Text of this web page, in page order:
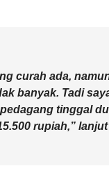
curah ada,
banyak. Tadi
tinggal
rupiah,” lanjut